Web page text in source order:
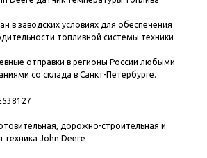
в заводских условиях для обеспечения
топливной системы техники
отправки в регионы России любыми
со склада в Санкт-Петербурге.
дорожно-строительная и
техника John Deere